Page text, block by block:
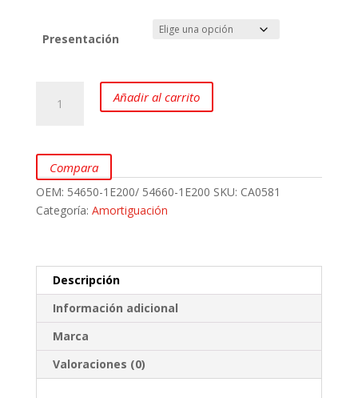
Presentación
Amortiguadores
Delanteros
Accent
KIA
Rio
Xcite
cantidad
Añadir al carrito
Compara
OEM: 54650-1E200/ 54660-1E200 SKU: CA0581
Categoría: Amortiguación
Descripción
Información adicional
Marca
Valoraciones (0)